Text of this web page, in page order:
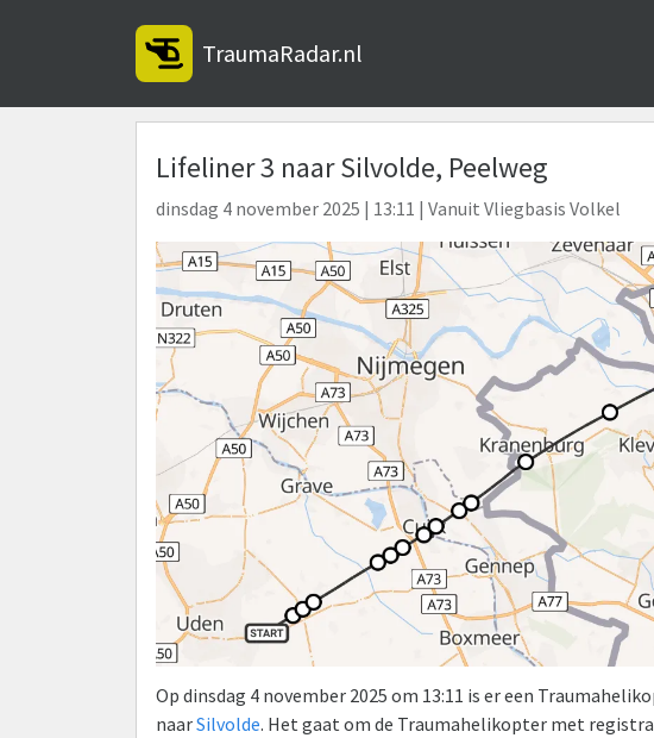
TraumaRadar.nl
Lifeliner 3 naar Silvolde, Peelweg
dinsdag 4 november 2025 | 13:11 | Vanuit Vliegbasis Volkel
Op dinsdag 4 november 2025 om 13:11 is er een
naarSilvolde. Het gaat om de Traumahelikopter met